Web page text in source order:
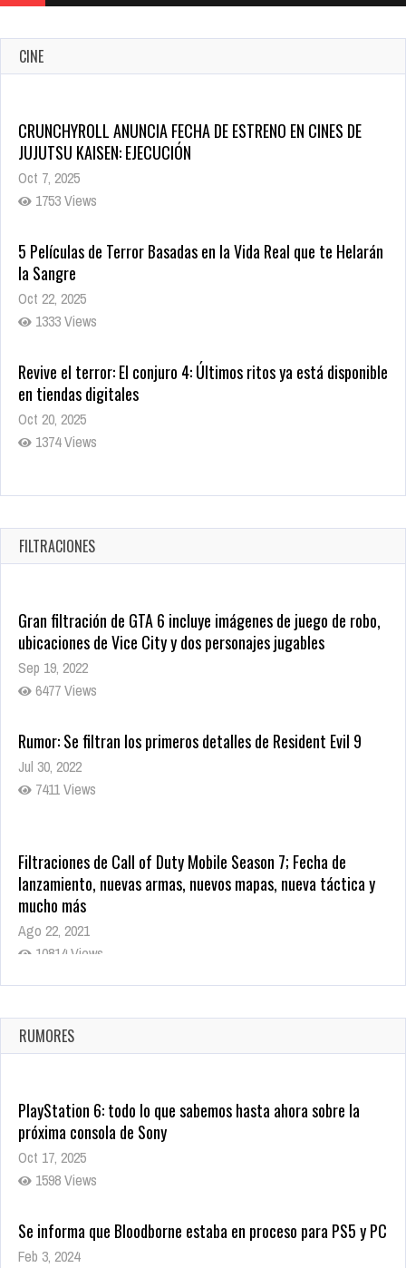
CINE
CRUNCHYROLL ANUNCIA FECHA DE ESTRENO EN CINES DE
JUJUTSU KAISEN: EJECUCIÓN
Oct 7, 2025
1753 Views
5 Películas de Terror Basadas en la Vida Real que te Helarán
la Sangre
Oct 22, 2025
1333 Views
Revive el terror: El conjuro 4: Últimos ritos ya está disponible
en tiendas digitales
Oct 20, 2025
1374 Views
Warner Bros. lleva a las tiendas digitales su racha de
Oct 17, 2025
1430 Views
FILTRACIONES
Gran filtración de GTA 6 incluye imágenes de juego de robo,
ubicaciones de Vice City y dos personajes jugables
Sep 19, 2022
6477 Views
Rumor: Se filtran los primeros detalles de Resident Evil 9
Jul 30, 2022
7411 Views
Filtraciones de Call of Duty Mobile Season 7; Fecha de
lanzamiento, nuevas armas, nuevos mapas, nueva táctica y
mucho más
Ago 22, 2021
10814 Views
La configuración de Call of Duty 2021 aparentemente ya fue
Ago 8, 2021
9996 Views
RUMORES
PlayStation 6: todo lo que sabemos hasta ahora sobre la
próxima consola de Sony
Oct 17, 2025
1598 Views
Se informa que Bloodborne estaba en proceso para PS5 y PC
Feb 3, 2024